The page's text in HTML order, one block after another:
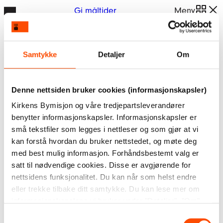
Samtykke Detaljer Om
Denne nettsiden bruker cookies (informasjonskapsler)
Kirkens Bymisjon og våre tredjepartsleverandører
benytter informasjonskapsler. Informasjonskapsler er
små tekstfiler som legges i nettleser og som gjør at vi
kan forstå hvordan du bruker nettstedet, og møte deg
med best mulig informasjon. Forhåndsbestemt valg er
satt til nødvendige cookies. Disse er avgjørende for
nettsidens funksjonalitet. Du kan når som helst endre
eller trekke tilbake ditt samtykke. Du kan lese mer om
Hopp
Gi måltider Meny
Kontakt oss
Generelle henvendelser
Giverservice
Faktura
Vårt lokale arbeid
Si ifra – varsling for barn og unge
Finn tilbud
Hvor er du?